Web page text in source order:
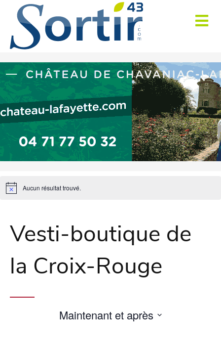
Aucun résultat trouvé.
Vesti-boutique de
la Croix-Rouge
Maintenant et après